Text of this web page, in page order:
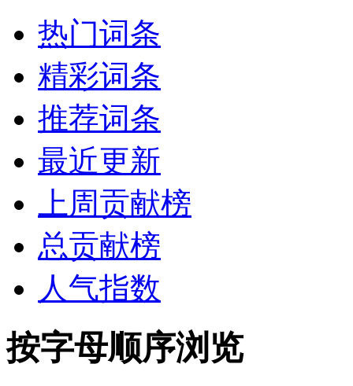
热门词条
精彩词条
推荐词条
最近更新
上周贡献榜
总贡献榜
人气指数
按字母顺序浏览